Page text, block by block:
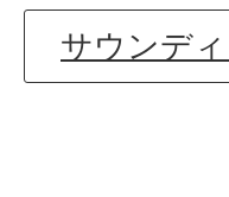
サウンデ